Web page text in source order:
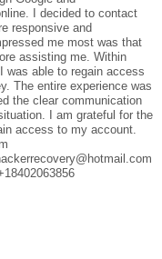
I decided to contact
responsive and
me most was that
assisting me. Within
was able to regain access
The entire experience was
the clear communication
I am grateful for the
access to my account.